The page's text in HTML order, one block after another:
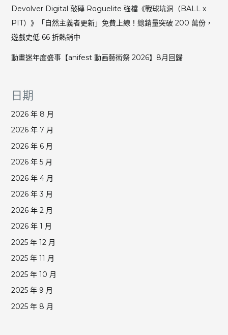
Devolver Digital 敲磚 Roguelite 強檔《戰球坑洞（BALL x
PIT）》「自然主義者更新」免費上線！總銷量突破 200 萬份，
遊戲史低 66 折熱銷中
動畫迷年度盛事【anifest 動画藝術祭 2026】8月回歸
日期
2026 年 8 月
2026 年 7 月
2026 年 6 月
2026 年 5 月
2026 年 4 月
2026 年 3 月
2026 年 2 月
2026 年 1 月
2025 年 12 月
2025 年 11 月
2025 年 10 月
2025 年 9 月
2025 年 8 月